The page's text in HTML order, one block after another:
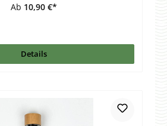
Ab 10,90 €*
Details